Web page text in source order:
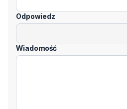
Wiadomość